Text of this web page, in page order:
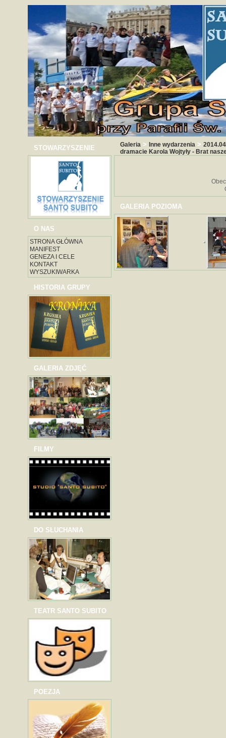
STOWARZYSZENIE
O NAS
STRONA GŁÓWNA
MANIFEST
GENEZA I CELE
KONTAKT
WYSZUKIWARKA
HISTORIA GRUPY
GALERIA ZDJĘĆ
FILMY
DO SŁUCHANIA
TEATR SANTO SUBITO
POEZJA
Galeria > Inne wydarzenia >
dramacie Karola Wojtyły - Brat
GALERIA POZIOMA